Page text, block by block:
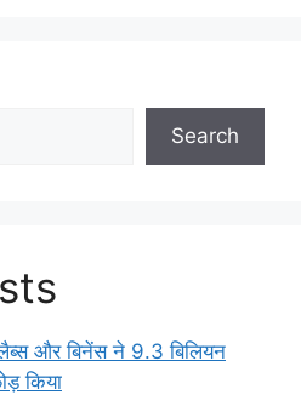
Search
और बिनेंस ने 9.3 बिलियन
किया